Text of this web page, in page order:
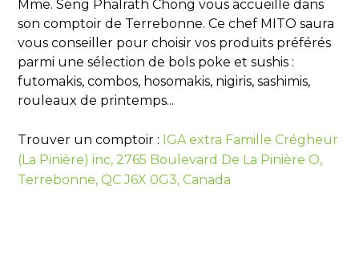
Mme. Seng Phalrath Chong vous accueille dans
son comptoir de Terrebonne. Ce chef MITO saura
vous conseiller pour choisir vos produits préférés
parmi une sélection de bols poke et sushis :
futomakis, combos, hosomakis, nigiris, sashimis,
rouleaux de printemps...
Trouver un comptoir : IGA extra Famille Crégheur
(La Pinière) inc, 2765 Boulevard De La Pinière O,
Terrebonne, QC J6X 0G3, Canada